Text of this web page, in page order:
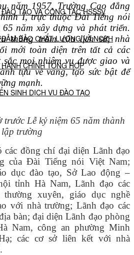
TẠO VÀ CÔNG TÁC HSSSV
BẢO CHẤT LƯỢNG VÀ NCKH
CHÍNH TỔNG HỢP
SINH DỊCH VỤ ĐÀO TẠO
năm 1957, Trường Cao đẳng
I, trực thuộc Đài Tiếng nói
năm xây dựng và phát triển.
thăng trầm của lịch sử, nhà
mới toàn diện trên tất cả các
mọi nhiệm vụ được giao và
tựu vẻ vang, tạo sức bật để
mạnh.
trước Lễ kỷ niệm 65 năm thành
lập trường
đồng chí đại diện Lãnh đạo
của Đài Tiếng nói Việt Nam;
dục đào tạo, Sở Lao động –
tỉnh Hà Nam, Lãnh đạo các
xuyên, giáo dục nghề
với nhà trường; Lãnh đạo các
bàn; đại diện Lãnh đạo phòng
Nam, công an phường Minh
các cơ sở liên kết với nhà